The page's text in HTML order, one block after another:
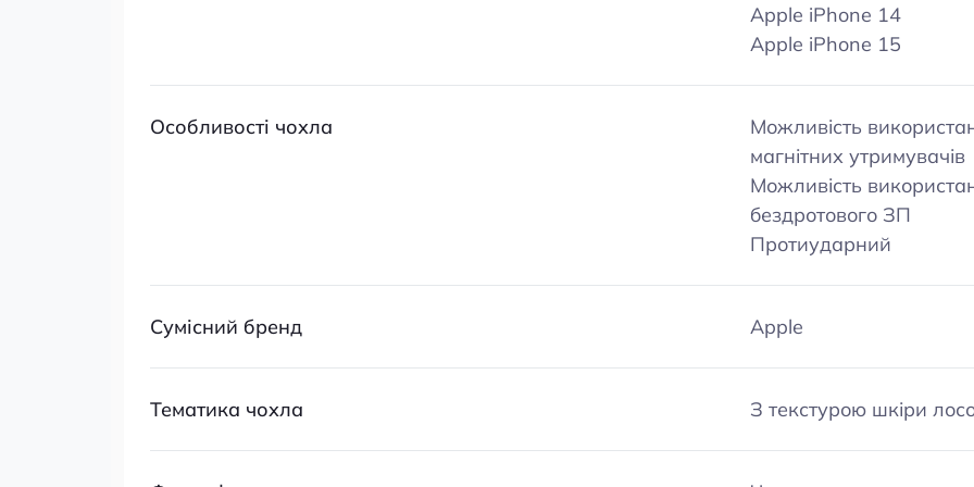
Apple iPhone 14
Apple iPhone 15
Особливості чохла
Можливість
магнітних утримувачів
Можливість
бездротового ЗП
Протиударний
Сумісний бренд Apple
Тематика чохла З текстурою шкіри